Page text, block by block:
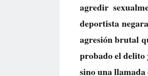
agredir
deportista
agresión brutal
probado el delito
sino una llamada